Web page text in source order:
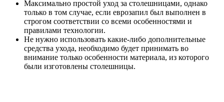
Максимально простой уход за столешницами, однако
только в том случае, если еврозапил был выполнен в
строгом соответствии со всеми особенностями и
правилами технологии.
Не нужно использовать какие-либо дополнительные
средства ухода, необходимо будет принимать во
внимание только особенности материала, из которого
были изготовлены столешницы.